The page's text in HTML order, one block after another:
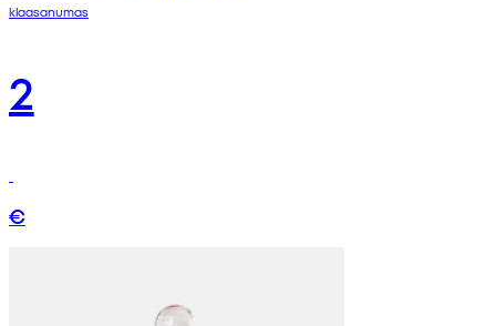
klaasanumas
2
€